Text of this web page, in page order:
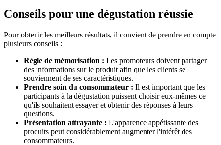
Conseils pour une dégustation réussie
Pour obtenir les meilleurs résultats, il convient de prendre en compte
plusieurs conseils :
Règle de mémorisation : Les promoteurs doivent partager
des informations sur le produit afin que les clients se
souviennent de ses caractéristiques.
Prendre soin du consommateur : Il est important que les
participants à la dégustation puissent choisir eux-mêmes ce
qu'ils souhaitent essayer et obtenir des réponses à leurs
questions.
Présentation attrayante : L'apparence appétissante des
produits peut considérablement augmenter l'intérêt des
consommateurs.